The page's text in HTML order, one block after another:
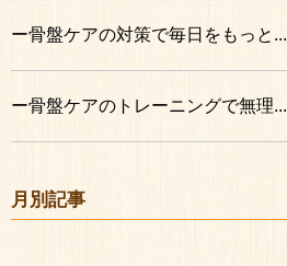
ー骨盤ケアの対策で毎日をもっと...
ー骨盤ケアのトレーニングで無理...
月別記事